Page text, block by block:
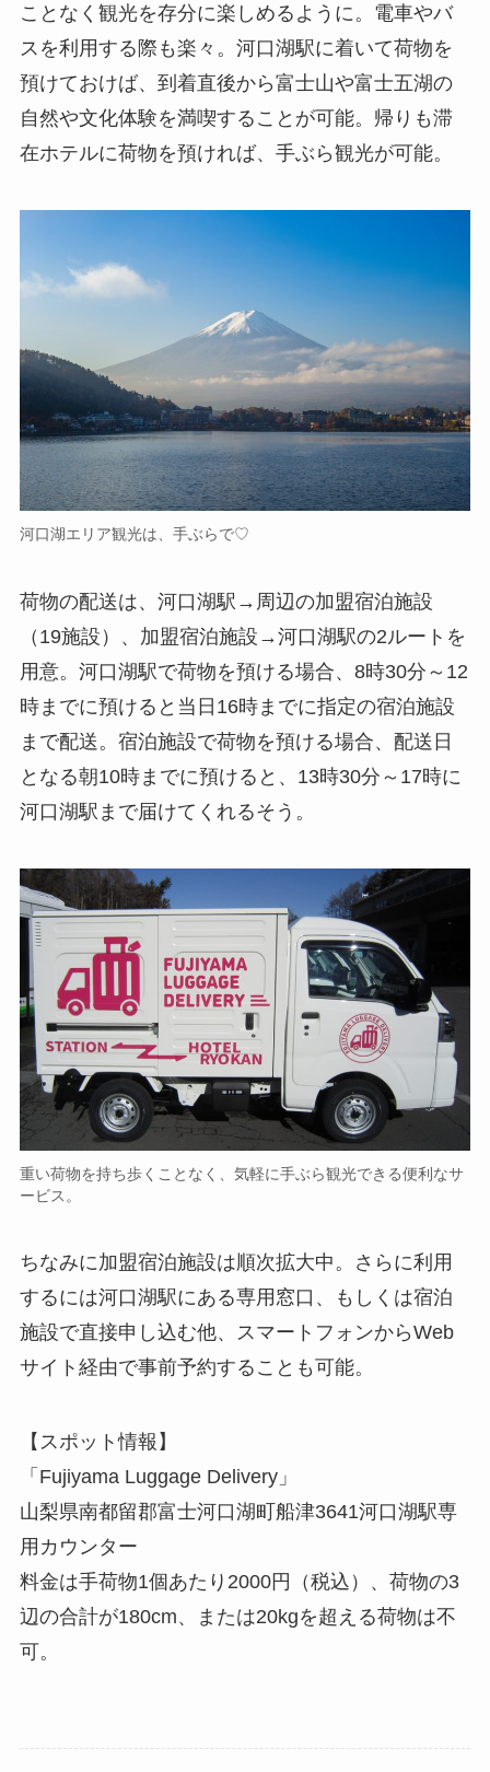
ことなく観光を存分に楽しめるように。電車やバ
スを利用する際も楽々。河口湖駅に着いて荷物を
預けておけば、到着直後から富士山や富士五湖の
自然や文化体験を満喫することが可能。帰りも滞
在ホテルに荷物を預ければ、手ぶら観光が可能。
河口湖エリア観光は、手ぶらで♡
荷物の配送は、河口湖駅→周辺の加盟宿泊施設
（19施設）、加盟宿泊施設→河口湖駅の2ルートを
用意。河口湖駅で荷物を預ける場合、8時30分～12
時までに預けると当日16時までに指定の宿泊施設
まで配送。宿泊施設で荷物を預ける場合、配送日
となる朝10時までに預けると、13時30分～17時に
河口湖駅まで届けてくれるそう。
重い荷物を持ち歩くことなく、気軽に手ぶら観光できる便利なサ
ービス。
ちなみに加盟宿泊施設は順次拡大中。さらに利用
するには河口湖駅にある専用窓口、もしくは宿泊
施設で直接申し込む他、スマートフォンからWeb
サイト経由で事前予約することも可能。
【スポット情報】
「Fujiyama Luggage Delivery」
山梨県南都留郡富士河口湖町船津3641河口湖駅専
用カウンター
料金は手荷物1個あたり2000円（税込）、荷物の3
辺の合計が180cm、または20kgを超える荷物は不
可。